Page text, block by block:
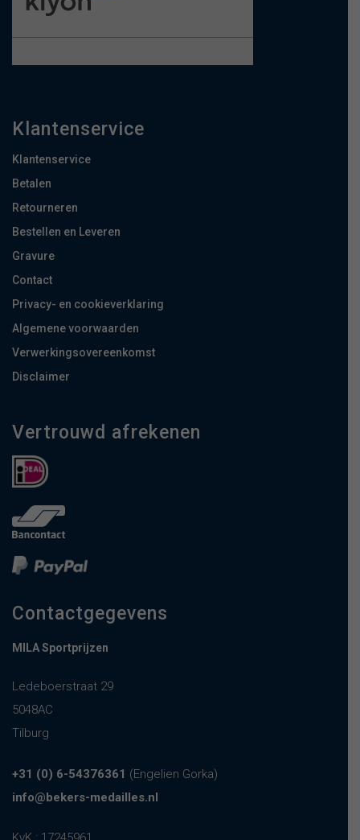
Klantenservice
Klantenservice
Betalen
Retourneren
Bestellen en Leveren
Gravure
Contact
Privacy- en cookieverklaring
Algemene voorwaarden
Verwerkingsovereenkomst
Disclaimer
Vertrouwd afrekenen
Contactgegevens
MILA Sportprijzen
Ledeboerstraat 29
5048AC
Tilburg
+31 (0) 6-54376361 (Engelien Gorka)
info@bekers-medailles.nl